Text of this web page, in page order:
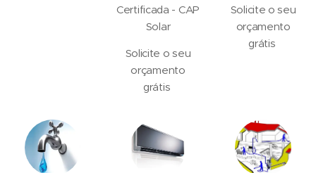
Certificada - CAP
Solar
Solicite o seu
orçamento
grátis
Solicite o seu
orçamento
grátis